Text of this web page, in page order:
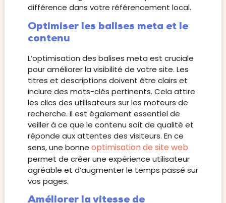
différence dans votre référencement local.
Optimiser les balises meta et le
contenu
L’optimisation des balises meta est cruciale
pour améliorer la visibilité de votre site. Les
titres et descriptions doivent être clairs et
inclure des mots-clés pertinents. Cela attire
les clics des utilisateurs sur les moteurs de
recherche. Il est également essentiel de
veiller à ce que le contenu soit de qualité et
réponde aux attentes des visiteurs. En ce
sens, une bonne optimisation de site web
permet de créer une expérience utilisateur
agréable et d’augmenter le temps passé sur
vos pages.
Améliorer la vitesse de